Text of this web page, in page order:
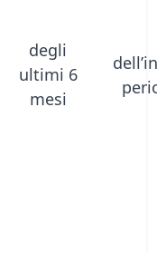
degli
ultimi 6
mesi